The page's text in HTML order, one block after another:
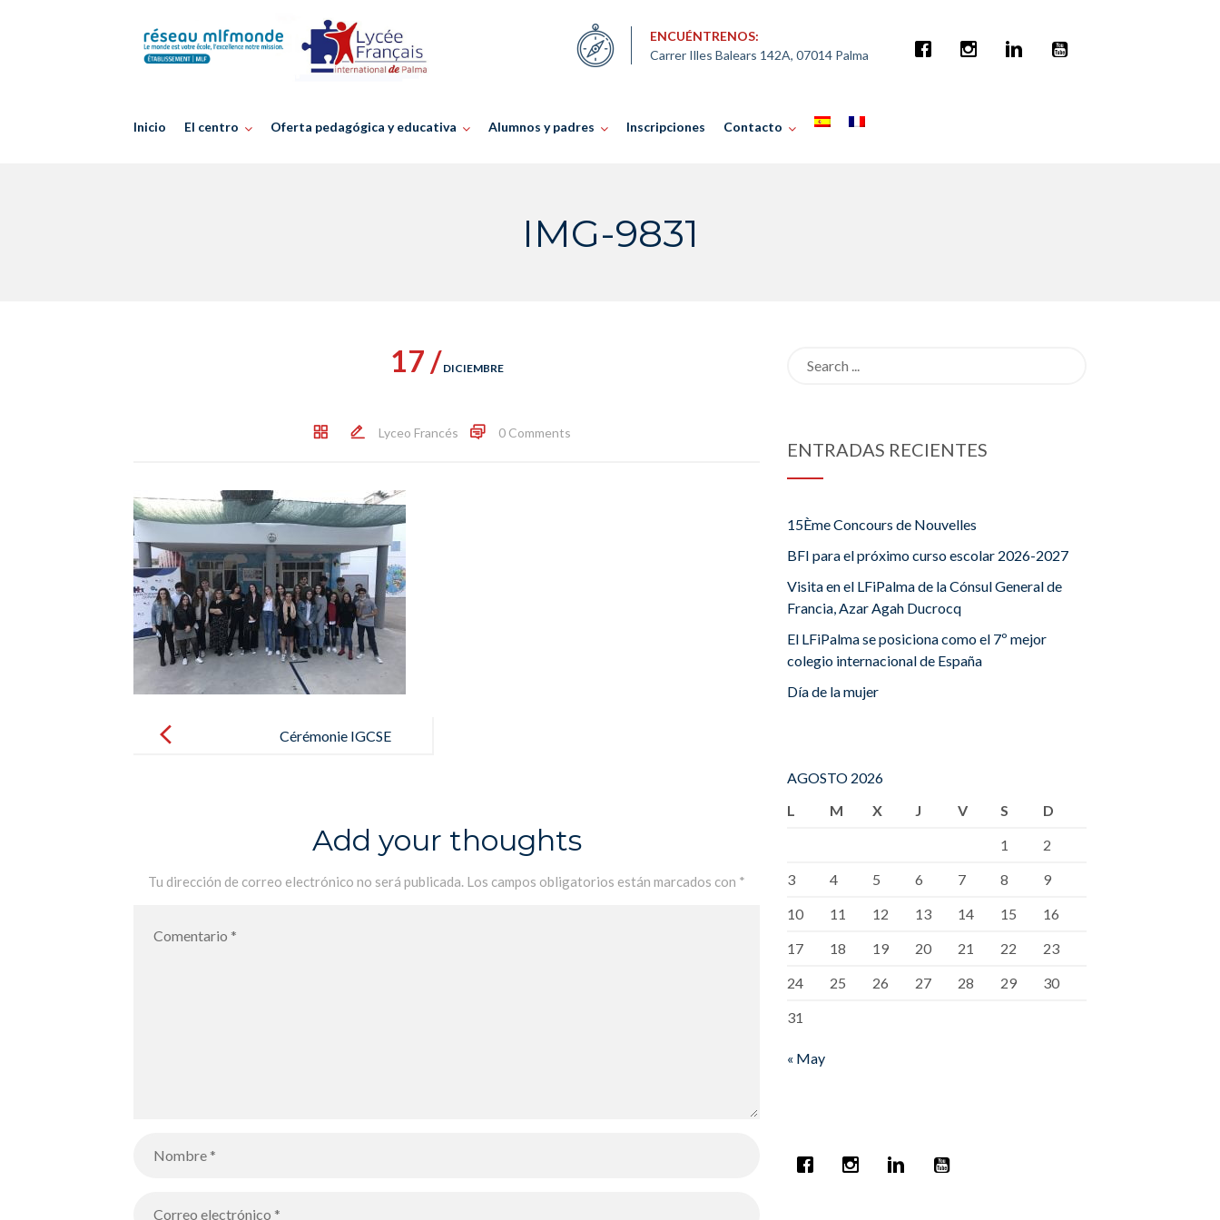
ENCUÉNTRENOS:
Carrer Illes Balears 142A, 07014 Palma
Inicio El centro Oferta pedagógica y educativa Alumnos y padres Inscripciones Contacto
IMG-9831
17 / DICIEMBRE
Lyceo Francés 0 Comments
navigation
Cérémonie IGCSE
Add your thoughts
Tu dirección de correo electrónico no será publicada. Los campos obligatorios están marcados con *
ENTRADAS RECIENTES
15Ème Concours de Nouvelles
BFI para el próximo curso escolar 2026-2027
Visita en el LFiPalma de la Cónsul General de
Francia, Azar Agah Ducrocq
El LFiPalma se posiciona como el 7º mejor
colegio internacional de España
Día de la mujer
AGOSTO 2026
L
M X J V S
D
1
2
3
4 5 6 7 8
9
10
11 12 13 14 15
16
17
18 19 20 21 22
23
24
25 26 27 28 29
30
31
« May